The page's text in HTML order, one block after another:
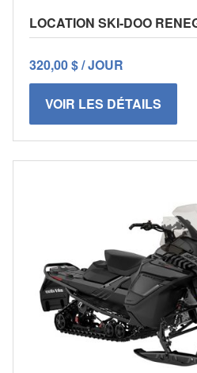
LOCATION SKI-DOO
320,00 $ / JOUR
VOIR LES DÉTAILS